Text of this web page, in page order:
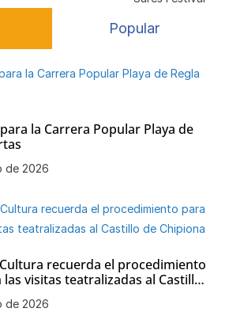
Popular
la Carrera Popular Playa de
de 2026
recuerda el procedimiento
visitas teatralizadas al Castillo
de 2026